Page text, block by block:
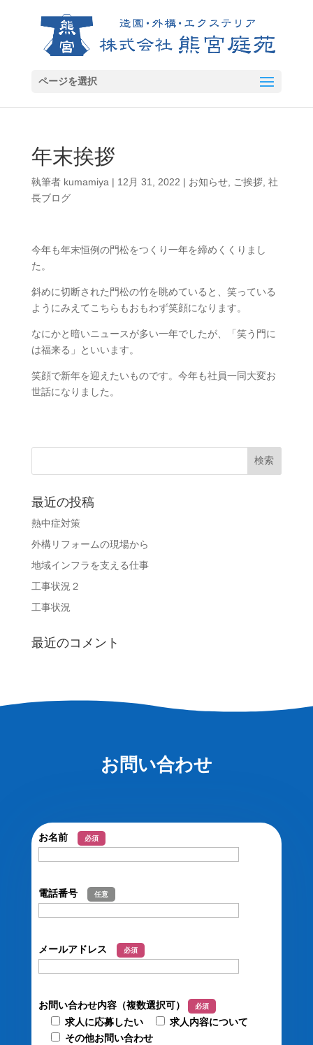
ページを選択
年末挨拶
執筆者 kumamiya | 12月 31, 2022 | お知らせ, ご挨拶, 社
長ブログ
今年も年末恒例の門松をつくり一年を締めくくりまし
た。
斜めに切断された門松の竹を眺めていると、笑っている
ようにみえてこちらもおもわず笑顔になります。
なにかと暗いニュースが多い一年でしたが、「笑う門に
は福来る」といいます。
笑顔で新年を迎えたいものです。今年も社員一同大変お
世話になりました。
最近の投稿
熱中症対策
外構リフォームの現場から
地域インフラを支える仕事
工事状況２
工事状況
最近のコメント
お問い合わせ
お名前 必須
電話番号 任意
メールアドレス 必須
お問い合わせ内容（複数選択可） 必須
求人に応募したい
求人内容について
その他お問い合わせ